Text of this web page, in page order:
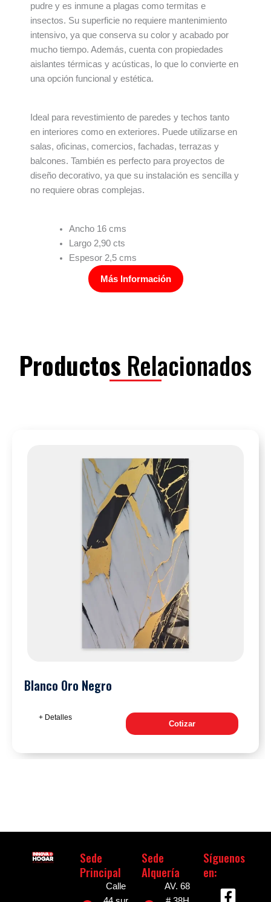
pudre y es inmune a plagas como termitas e
insectos. Su superficie no requiere mantenimiento
intensivo, ya que conserva su color y acabado por
mucho tiempo. Además, cuenta con propiedades
aislantes térmicas y acústicas, lo que lo convierte en
una opción funcional y estética.
Ideal para revestimiento de paredes y techos tanto
en interiores como en exteriores. Puede utilizarse en
salas, oficinas, comercios, fachadas, terrazas y
balcones. También es perfecto para proyectos de
diseño decorativo, ya que su instalación es sencilla y
no requiere obras complejas.
Ancho 16 cms
Largo 2,90 cts
Espesor 2,5 cms
Más Información
Productos Relacionados
Blanco Oro Negro
+ Detalles
Cotizar
Sede
Principal
Calle
Sede
Alquería
AV. 68
Síguenos
en:
F
I